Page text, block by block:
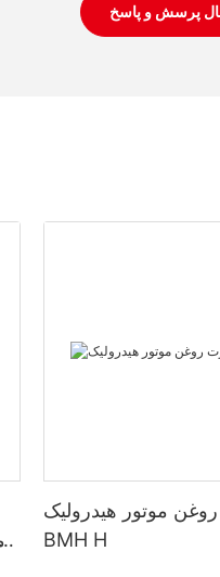
پرسش و پاسخ
موتور هیدرولیک
BMH H